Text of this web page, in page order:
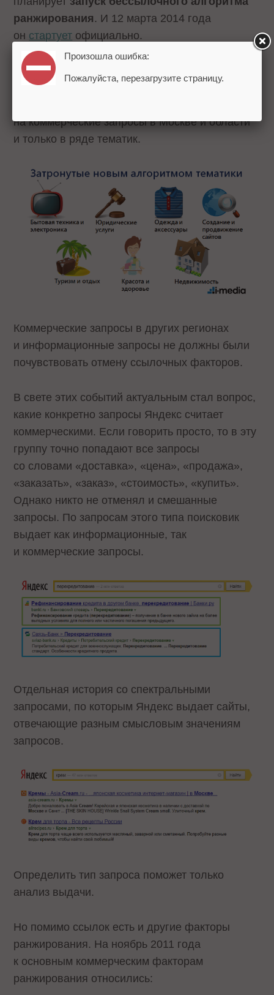
ранжирования . И 12 марта 2014 года
он стартует официально.
Но запуская бессылочное ранжирование,
Яндекс оговаривается, что распространяться
на коммерческие запросы в Москве и области
и только в ряде тематик.
Коммерческие запросы в других регионах
и информационные запросы не должны были
почувствовать отмену ссылочных факторов.
В свете этих событий актуальным стал вопрос,
какие конкретно запросы Яндекс считает
коммерческими. Если говорить просто, то в эту
группу точно попадают все запросы
со словами «доставка», «цена», «продажа»,
«заказать», «заказ», «стоимость», «купить».
Однако никто не отменял и смешанные
запросы. По запросам этого типа поисковик
выдает как информационные, так
и коммерческие запросы.
Отдельная история со спектральными
запросами, по которым Яндекс выдает сайты,
отвечающие разным смысловым значениям
запросов.
Определить тип запроса поможет только
анализ выдачи.
Но помимо ссылок есть и другие факторы
ранжирования. На ноябрь 2011 года
к основным коммерческим факторам
ранжирования относились:
Произошла ошибка:
Пожалуйста, перезагрузите страницу.